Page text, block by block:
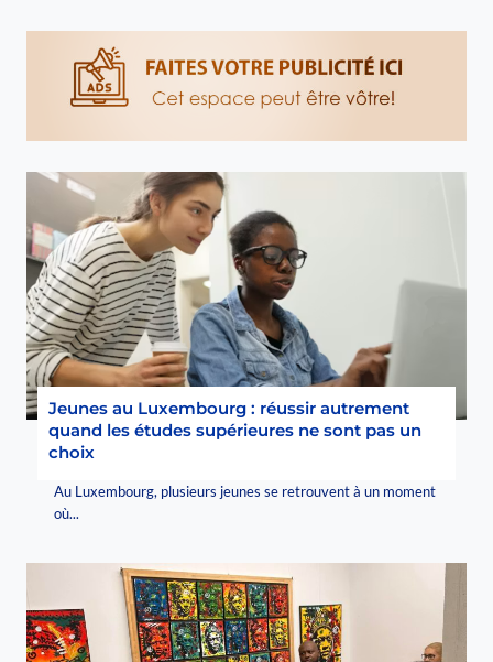
Jeunes au Luxembourg : réussir autrement
quand les études supérieures ne sont pas un
choix
Au Luxembourg, plusieurs jeunes se retrouvent à un moment
où...